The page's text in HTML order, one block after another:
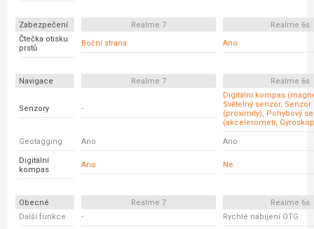
Zabezpečení Realme 7
Realme 6s
Čtečka otisku
prstů
Boční strana Ano
Navigace Realme 7 Realme 6s
Senzory -
Digitální kompas
Světelný senzor,
(proximity), Pohybový
(akcelerometr,
Geotagging Ano Ano
Digitální
kompas
Ano Ne
Obecné Realme 7
Realme 6s
Další funkce
- Rychlé nabíjení OTG